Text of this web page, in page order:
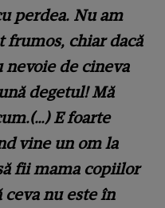
perdea. Nu am
frumos, chiar dacă
nevoie de cineva
degetul! Mă
E foarte
vine un om la
fii mama copiilor
nu este în